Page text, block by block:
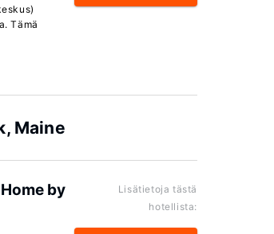
Tämä
Maine
by
Lisätietoja tästä
hotellista: